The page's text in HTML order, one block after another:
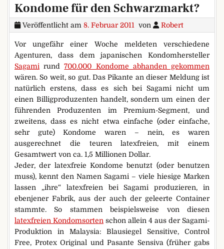
Kondome für den Schwarzmarkt?
Veröffentlicht am 8. Februar 2011 von Robert
Vor ungefähr einer Woche meldeten verschiedene
Agenturen, dass dem japanischen Kondomhersteller
Sagami rund700.000 Kondome abhanden gekommen
wären. So weit, so gut. Das Pikante an dieser Meldung ist
natürlich erstens, dass es sich bei Sagami nicht um
einen Billigproduzenten handelt, sondern um einen der
führenden Produzenten im Premium-Segment, und
zweitens, dass es nicht etwa einfache (oder einfache,
sehr gute) Kondome waren – nein, es waren
ausgerechnet die teuren latexfreien, mit einem
Gesamtwert von ca. 1,5 Millionen Dollar.
Jeder, der latexfreie Kondome benutzt (oder benutzen
muss), kennt den Namen Sagami – viele hiesige Marken
lassen „ihre“ latexfreien bei Sagami produzieren, in
ebenjener Fabrik, aus der auch der geleerte Container
stammte. So stammen beispielsweise von diesen
latexfreien Kondomsorten schon allein 4 aus der Sagami-
Produktion in Malaysia: Blausiegel Sensitive, Control
Free, Protex Original und Pasante Sensiva (früher gabs